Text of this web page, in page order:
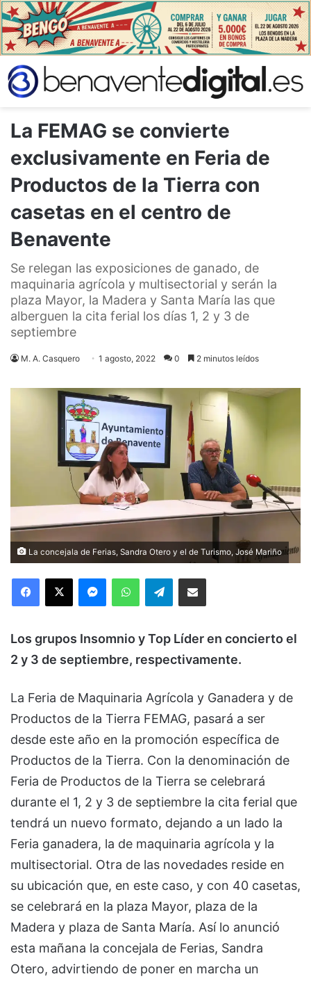
La FEMAG se convierte
exclusivamente en Feria de
Productos de la Tierra con
casetas en el centro de
Benavente
Se relegan las exposiciones de ganado, de
maquinaria agrícola y multisectorial y serán la
plaza Mayor, la Madera y Santa María las que
alberguen la cita ferial los días 1, 2 y 3 de
septiembre
M. A. Casquero 1 agosto, 2022 0 2 minutos leídos
La concejala de Ferias, Sandra Otero y el de Turismo, José Mariño
Facebook
X MessengerWhatsAppTelegramCompartir via Email
Los grupos Insomnio y Top Líder en concierto el
2 y 3 de septiembre, respectivamente.
La Feria de Maquinaria Agrícola y Ganadera y de
Productos de la Tierra FEMAG, pasará a ser
desde este año en la promoción específica de
Productos de la Tierra. Con la denominación de
Feria de Productos de la Tierra se celebrará
durante el 1, 2 y 3 de septiembre la cita ferial que
tendrá un nuevo formato, dejando a un lado la
Feria ganadera, la de maquinaria agrícola y la
multisectorial. Otra de las novedades reside en
su ubicación que, en este caso, y con 40 casetas,
se celebrará en la plaza Mayor, plaza de la
Madera y plaza de Santa María. Así lo anunció
esta mañana la concejala de Ferias, Sandra
Otero, advirtiendo de poner en marcha un